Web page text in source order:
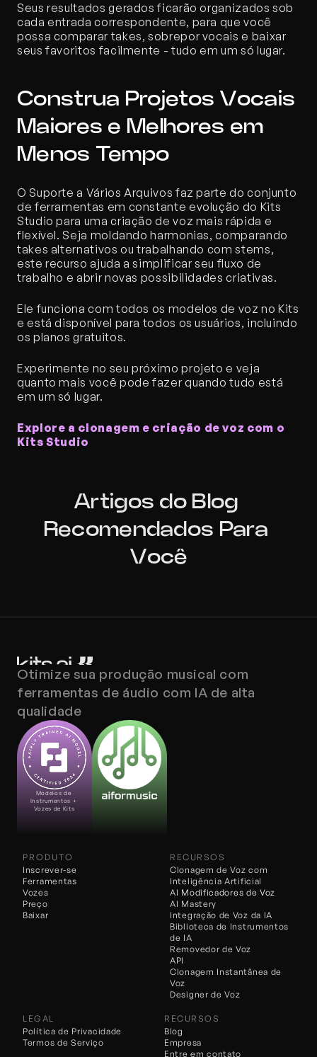
Seus resultados gerados ficarão organizados sob
cada entrada correspondente, para que você
possa comparar takes, sobrepor vocais e baixar
seus favoritos facilmente - tudo em um só lugar.
Construa Projetos Vocais
Maiores e Melhores em
Menos Tempo
O Suporte a Vários Arquivos faz parte do conjunto
de ferramentas em constante evolução do Kits
Studio para uma criação de voz mais rápida e
flexível. Seja moldando harmonias, comparando
takes alternativos ou trabalhando com stems,
este recurso ajuda a simplificar seu fluxo de
trabalho e abrir novas possibilidades criativas.
Ele funciona com todos os modelos de voz no Kits
e está disponível para todos os usuários, incluindo
os planos gratuitos.
Experimente no seu próximo projeto e veja
quanto mais você pode fazer quando tudo está
em um só lugar.
Explore a clonagem e criação de voz com o
Kits Studio
Artigos do Blog
Recomendados Para
Você
Otimize sua produção musical com
ferramentas de áudio com IA de alta
qualidade
Modelos de
Instrumentos +
Vozes de Kits
PRODUTO
Inscrever-se
Ferramentas
Vozes
Preço
Baixar
RECURSOS
Clonagem de Voz com
Inteligência Artificial
Integração de Voz da IA
AI Modificadores de Voz
AI Mastery
Biblioteca de Instrumentos
de IA
Removedor de Voz
API
Clonagem Instantânea de
Voz
Designer de Voz
LEGAL
Política de Privacidade
Termos de Serviço
RECURSOS
Blog
Empresa
Entre em contato